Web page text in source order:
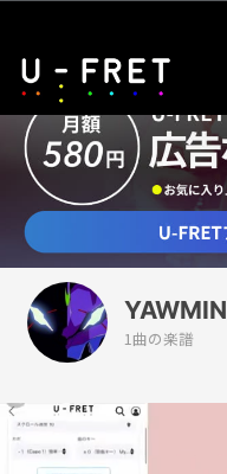
YAWMIN
1曲の楽譜